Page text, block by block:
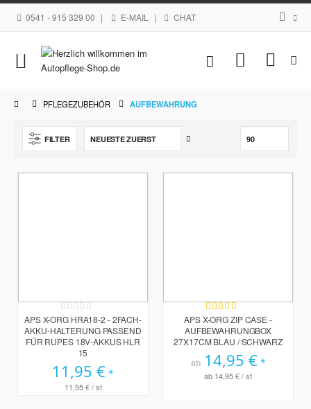
0541 - 915 329 00 | E-MAIL | CHAT
Navigation
umschalten
Mein
PFLEGEZUBEHÖR AUFBEWAHRUNG
FILTER
Rating:
0%
APS X-ORG HRA18-2 - 2FACH-
AKKU-HALTERUNG PASSEND
FÜR RUPES 18V-AKKUS HLR
15
11,95 €
11,95 €/ st
Bewertung:
100%
APS X-ORG ZIP CASE -
AUFBEWAHRUNGBOX
27X17CM BLAU / SCHWARZ
ab 14,95 €
ab 14,95 €/ st